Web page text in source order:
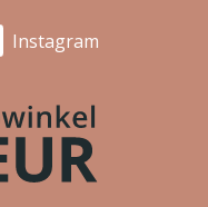
Instagram